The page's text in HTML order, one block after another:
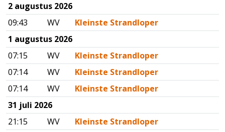
2 augustus 2026
09:43
WV
Kleinste Strandloper
1 augustus 2026
07:15
WV
Kleinste Strandloper
07:14
WV
Kleinste Strandloper
07:14
WV
Kleinste Strandloper
31 juli 2026
21:15
WV
Kleinste Strandloper